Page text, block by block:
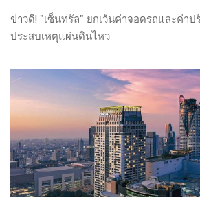
ข่าวดี! "เซ็นทรัล" ยกเว้นค่าจอดรถและค่า
ประสบเหตุแผ่นดินไหว